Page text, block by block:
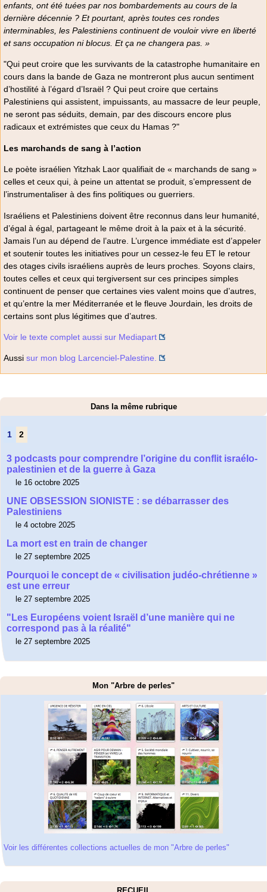
enfants, ont été tuées par nos bombardements au cours de la
dernière décennie ? Et pourtant, après toutes ces rondes
interminables, les Palestiniens continuent de vouloir vivre en liberté
et sans occupation ni blocus. Et ça ne changera pas. »
"Qui peut croire que les survivants de la catastrophe humanitaire en
cours dans la bande de Gaza ne montreront plus aucun sentiment
d’hostilité à l’égard d’Israël ? Qui peut croire que certains
Palestiniens qui assistent, impuissants, au massacre de leur peuple,
ne seront pas séduits, demain, par des discours encore plus
radicaux et extrémistes que ceux du Hamas ?"
Les marchands de sang à l’action
Le poète israélien Yitzhak Laor qualifiait de « marchands de sang »
celles et ceux qui, à peine un attentat se produit, s’empressent de
l’instrumentaliser à des fins politiques ou guerriers.
Israéliens et Palestiniens doivent être reconnus dans leur humanité,
d’égal à égal, partageant le même droit à la paix et à la sécurité.
Jamais l’un au dépend de l’autre. L’urgence immédiate est d’appeler
et soutenir toutes les initiatives pour un cessez-le feu ET le retour
des otages civils israéliens auprès de leurs proches. Soyons clairs,
toutes celles et ceux qui tergiversent sur ces principes simples
continuent de penser que certaines vies valent moins que d’autres,
et qu’entre la mer Méditerranée et le fleuve Jourdain, les droits de
certains sont plus légitimes que d’autres.
Voir le texte complet aussi sur Mediapart
Aussi sur mon blog Larcenciel-Palestine.
Dans la même rubrique
1 2
3 podcasts pour comprendre l’origine du conflit israélo-
palestinien et de la guerre à Gaza
le 16 octobre 2025
UNE OBSESSION SIONISTE : se débarrasser des
Palestiniens
le 4 octobre 2025
La mort est en train de changer
le 27 septembre 2025
Pourquoi le concept de « civilisation judéo-chrétienne »
est une erreur
le 27 septembre 2025
"Les Européens voient Israël d’une manière qui ne
correspond pas à la réalité"
le 27 septembre 2025
Mon "Arbre de perles"
Voir les différentes collections actuelles de mon "Arbre de perles"